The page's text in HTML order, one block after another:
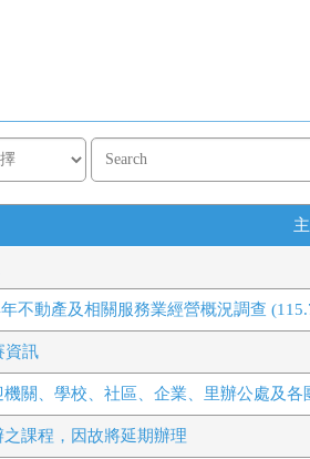
不動產及相關服務業經營概況調查
資訊
關、學校、社區、企業、里辦公處及各
課程，因故將延期辦理